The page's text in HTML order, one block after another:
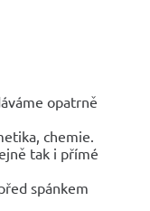
opatrně
chemie.
tak i přímé
spánkem